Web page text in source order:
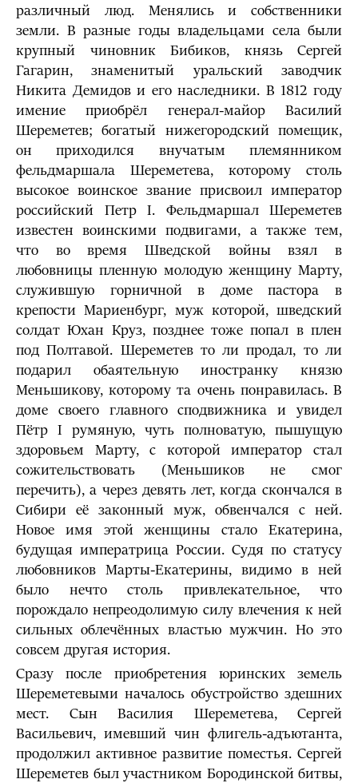
различный люд. Менялись и собственники
земли. В разные годы владельцами села были
крупный чиновник Бибиков, князь Сергей
Гагарин, знаменитый уральский заводчик
Никита Демидов и его наследники. В 1812 году
имение приобрёл генерал-майор Василий
Шереметев; богатый нижегородский помещик,
он приходился внучатым племянником
фельдмаршала Шереметева, которому столь
высокое воинское звание присвоил император
российский Петр I. Фельдмаршал Шереметев
известен воинскими подвигами, а также тем,
что во время Шведской войны взял в
любовницы пленную молодую женщину Марту,
служившую горничной в доме пастора в
крепости Мариенбург, муж которой, шведский
солдат Юхан Круз, позднее тоже попал в плен
под Полтавой. Шереметев то ли продал, то ли
подарил обаятельную иностранку князю
Меньшикову, которому та очень понравилась. В
доме своего главного сподвижника и увидел
Пётр I румяную, чуть полноватую, пышущую
здоровьем Марту, с которой император стал
сожительствовать (Меньшиков не смог
перечить), а через девять лет, когда скончался в
Сибири её законный муж, обвенчался с ней.
Новое имя этой женщины стало Екатерина,
будущая императрица России. Судя по статусу
любовников Марты-Екатерины, видимо в ней
было нечто столь привлекательное, что
порождало непреодолимую силу влечения к ней
сильных облечённых властью мужчин. Но это
совсем другая история.
Сразу после приобретения юринских земель
Шереметевыми началось обустройство здешних
мест. Сын Василия Шереметева, Сергей
Васильевич, имевший чин флигель-адъютанта,
продолжил активное развитие поместья. Сергей
Шереметев был участником Бородинской битвы,